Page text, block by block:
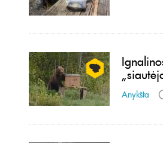
Anykšta